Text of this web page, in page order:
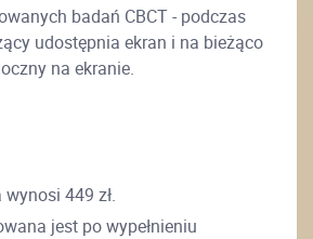
badań CBCT - podczas
udostępnia ekran i na bieżąco
na ekranie.
449 zł.
jest po wypełnieniu